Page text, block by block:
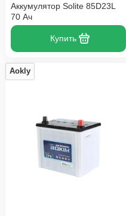
Аккумулятор Solite 85D23L
70 Ач
Купить
Aokly